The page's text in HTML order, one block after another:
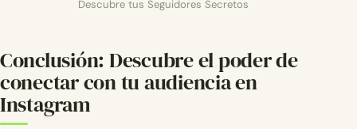
Descubre tus Seguidores Secretos
Conclusión: Descubre el poder de
conectar con tu audiencia en
Instagram